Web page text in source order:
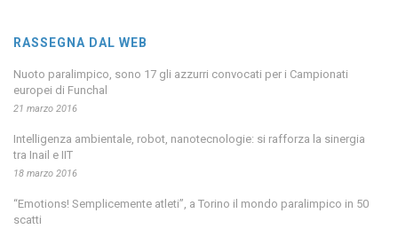
RASSEGNA DAL WEB
Nuoto paralimpico, sono 17 gli azzurri convocati per i Campionati
europei di Funchal
21 marzo 2016
Intelligenza ambientale, robot, nanotecnologie: si rafforza la sinergia
tra Inail e IIT
18 marzo 2016
“Emotions! Semplicemente atleti”, a Torino il mondo paralimpico in 50
scatti